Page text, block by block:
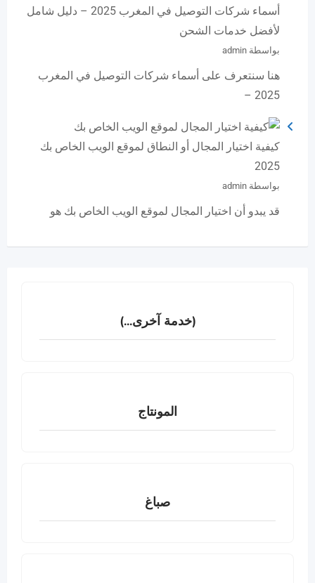
أسماء شركات التوصيل في المغرب 2025 – دليل شامل
لأفضل خدمات الشحن
بواسطة admin
هنا سنتعرف على أسماء شركات التوصيل في المغرب
2025 –
كيفية اختيار المجال أو النطاق لموقع الويب الخاص بك
2025
بواسطة admin
قد يبدو أن اختيار المجال لموقع الويب الخاص بك هو
(خدمة آخرى...)
المونتاج
صباغ